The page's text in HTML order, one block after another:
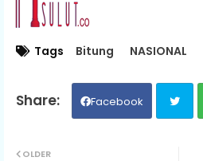
Tags Bitung NASIONAL
Facebook
OLDER